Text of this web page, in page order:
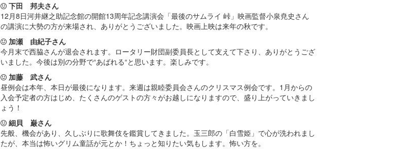
下田 邦夫さん
12月8日河井継之助記念館の開館13周年記念講演会「最後のサムライ 峠」映画監督小泉尭史さん
の講演に大勢の方が来場され、ありがとうございました。映画上映は来年の秋です。
加瀬 由紀子さん
今月末で西脇さんが退会されます。ロータリー財団副委員長として支えて下さり、ありがとうござ
いました。今後は別の分野で“あばれる“と思います。楽しみです。
加藤 武さん
昼例会は本年、本日が最後になります。来週は親睦委員会さんのクリスマス例会です。1月からの
入会予定者の方はじめ、たくさんのゲストの方々がお越しになりますので、盛り上がっていきまし
ょう！
細貝 巌さん
先般、機会があり、久しぶりに歌舞伎を鑑賞してきました。玉三郎の「白雪姫」で心が洗われまし
たが、本当は怖いグリム童話が元とか！ちょっと知りたい気もします。怖い方を。